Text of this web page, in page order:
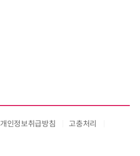
개인정보취급방침
고충처리